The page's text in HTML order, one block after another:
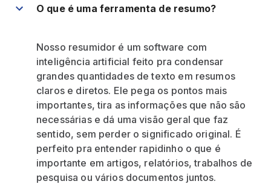
O que é uma ferramenta de resumo?
Nosso resumidor é um software com
inteligência artificial feito pra condensar
grandes quantidades de texto em resumos
claros e diretos. Ele pega os pontos mais
importantes, tira as informações que não são
necessárias e dá uma visão geral que faz
sentido, sem perder o significado original. É
perfeito pra entender rapidinho o que é
importante em artigos, relatórios, trabalhos de
pesquisa ou vários documentos juntos.